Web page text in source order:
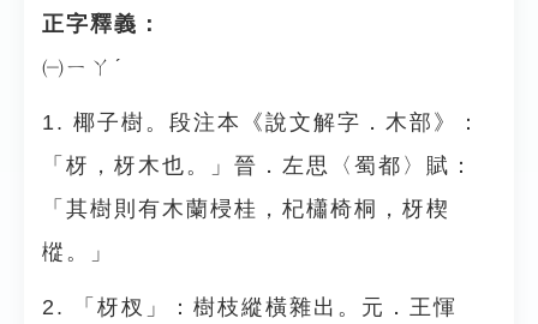
正字釋義：
㈠ㄧㄚˊ
1. 椰子樹。段注本《說文解字．木部》：
「枒，枒木也。」晉．左思〈蜀都〉賦：
「其樹則有木蘭梫桂，杞櫹椅桐，枒楔
樅。」
2. 「枒杈」：樹枝縱橫雜出。元．王惲